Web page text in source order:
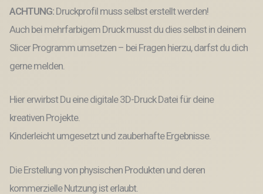
Menge
ACHTUNG: Druckprofil muss selbst erstellt werden!
Auch bei mehrfarbigem Druck musst du dies selbst in deinem
Slicer Programm umsetzen – bei Fragen hierzu, darfst du dich
gerne melden.
Hier erwirbst Du eine digitale 3D-Druck Datei für deine
kreativen Projekte.
Kinderleicht umgesetzt und zauberhafte Ergebnisse.
Die Erstellung von physischen Produkten und deren
kommerzielle Nutzung ist erlaubt.